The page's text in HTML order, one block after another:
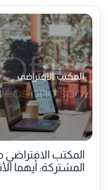
المكتب
المشتركة: أيهما